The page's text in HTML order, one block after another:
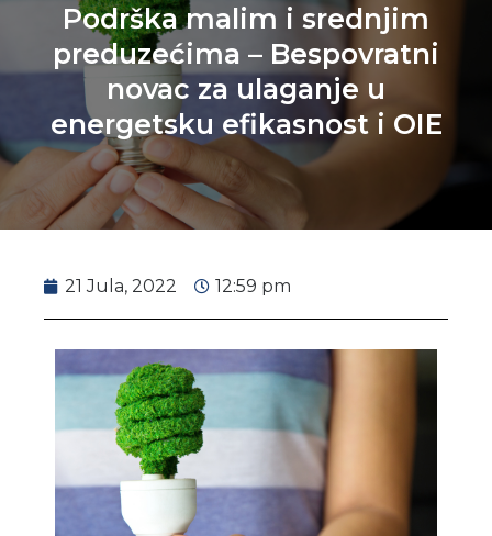
Podrška malim i srednjim
preduzećima – Bespovratni
novac za ulaganje u
energetsku efikasnost i OIE
21 Jula, 2022 12:59 pm